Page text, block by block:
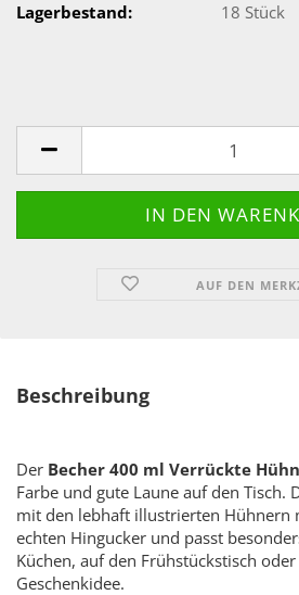
Lagerbestand: 18 Stück
AUF DEN
Beschreibung
Der Becher 400 ml Verrückte
Farbe und gute Laune auf den Tisch.
mit den lebhaft illustrierten Hühnern
echten Hingucker und passt
Küchen, auf den Frühstückstisch
Geschenkidee.